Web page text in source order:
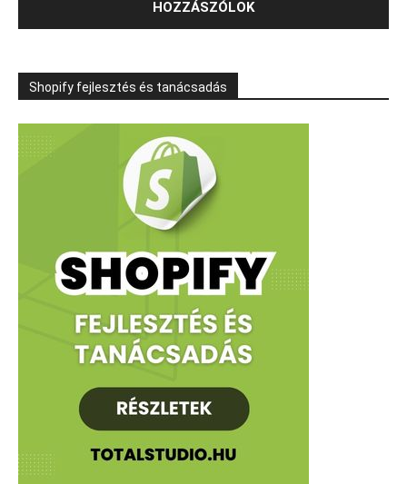
Shopify fejlesztés és tanácsadás